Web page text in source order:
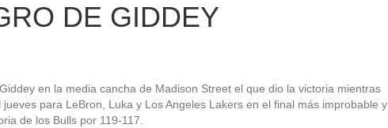
DE GIDDEY
en la media cancha de Madison Street el que dio la victoria mientras
para LeBron, Luka y Los Angeles Lakers en el final más improbable y
de los Bulls por 119-117.